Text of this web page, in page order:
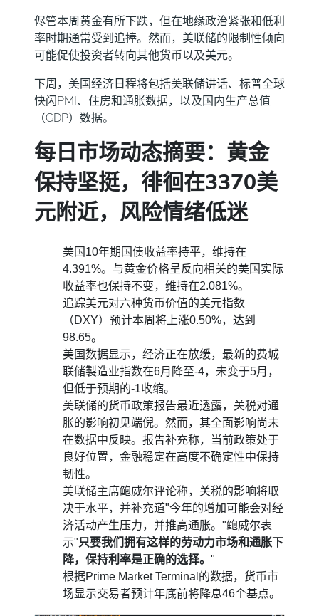
侭管本周黄金有所下跌，但在地缘政治紧张和低利
率时期通常受到追捧。然而，美联储的限制性倾向
可能促使投资者转向其他货币以及美元。
下周，美国经济日程将包括美联储讲话、标普全球
快闪PMI、住房和通胀数据，以及国内生产总值
（GDP）数据。
每日市场动态摘要：黄金
保持坚挺，徘徊在3370美
元附近，风险情绪低迷
美国10年期国债收益率持平，维持在
4.391%。与黄金价格呈反向相关的美国实际
收益率也保持不变，维持在2.081%。
追踪美元对六种货币价值的美元指数
（DXY）预计本周将上涨0.50%，达到
98.65。
美国数据显示，经济正在放缓，最新的费城
联储製造业指数在6月降至-4，未变于5月，
但低于预期的-1收缩。
美联储的货币政策报告最近透露，关税对通
胀的影响初见端倪。然而，其全面影响尚未
在数据中反映。报告补充称，当前政策处于
良好位置，金融稳定在高度不确定性中保持
韧性。
美联储主席鲍威尔评论称，关税的影响将取
决于水平，并补充道"今年的增加可能会对经
济活动产生压力，并推高通胀。"鲍威尔表
示"只要我们拥有这样的劳动力市场和通胀下
降，保持利率是正确的选择。 "
根据Prime Market Terminal的数据，货币市
场显示交易者预计年底前将降息46个基点。